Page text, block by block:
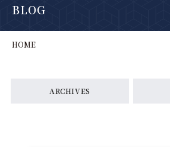
BLOG
HOME
ARCHIVES